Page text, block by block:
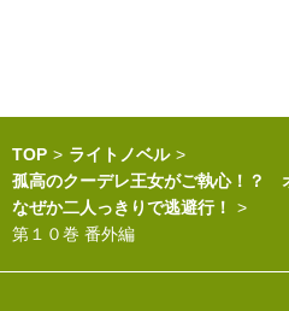
TOP
ライトノベル
孤高のクーデレ王女がご執心！？
なぜか二人っきりで逃避行！
第１０巻 番外編